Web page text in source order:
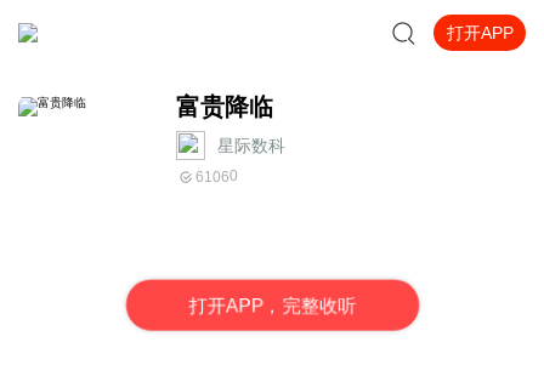
打开APP
富贵降临
星际数科
61060
打开APP，完整收听